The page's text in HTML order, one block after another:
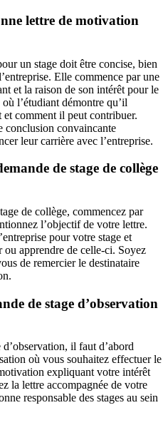
lettre de motivation
un stage doit être concise, bien
Elle commence par une
et la raison de son intérêt pour le
l’étudiant démontre qu’il
et comment il peut contribuer.
conclusion convaincante
leur carrière avec l’entreprise.
de stage de collège
de collège, commencez par
l’objectif de votre lettre.
pour votre stage et
apprendre de celle-ci. Soyez
de remercier le destinataire
de stage d’observation
il faut d’abord
où vous souhaitez effectuer le
expliquant votre intérêt
la lettre accompagnée de votre
responsable des stages au sein